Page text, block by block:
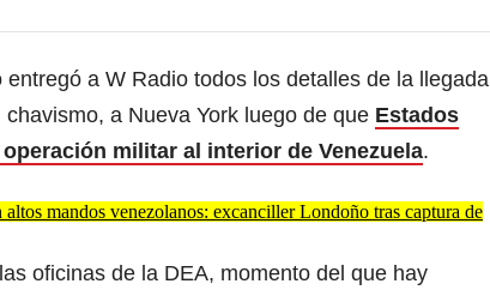
a W Radio todos los detalles de la llegada
chavismo, a Nueva York luego de que Estados
militar al interior de Venezuela.
mandos venezolanos: excanciller Londoño tras captura de
las oficinas de la DEA, momento del que hay